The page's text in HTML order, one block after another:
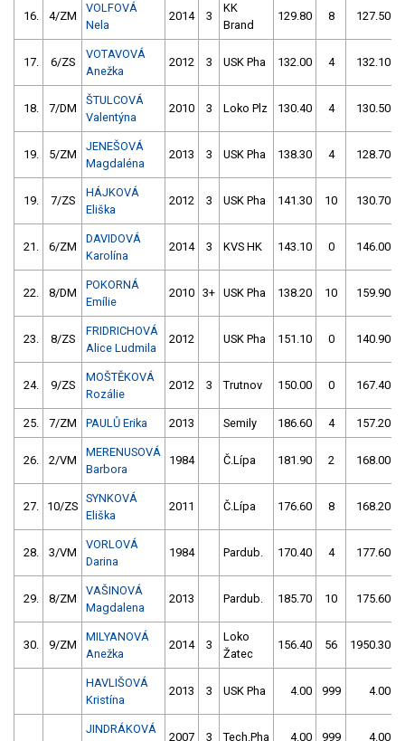
16. 4/ZM
VOLFOVÁ
Nela
2014 3
KK
Brand
129.80 8 127.50
17. 6/ZS
VOTAVOVÁ
Anežka
2012 3 USK Pha 132.00 4 132.10
18. 7/DM
ŠTULCOVÁ
Valentýna
2010 3 Loko Plz 130.40 4 130.50
19. 5/ZM
JENEŠOVÁ
Magdaléna
2013 3 USK Pha 138.30 4 128.70
19. 7/ZS
HÁJKOVÁ
Eliška
2012 3 USK Pha 141.30 10 130.70
21. 6/ZM
DAVIDOVÁ
Karolína
2014 3 KVS HK 143.10 0 146.00
22. 8/DM
POKORNÁ
Emílie
2010 3+ USK Pha 138.20 10 159.90
23. 8/ZS
FRIDRICHOVÁ
Alice Ludmila
2012 USK Pha 151.10 0 140.90
24. 9/ZS
MOŠTĚKOVÁ
Rozálie
2012 3 Trutnov 150.00 0 167.40
25. 7/ZM PAULŮ Erika 2013 Semily 186.60 4 157.20
26. 2/VM
MERENUSOVÁ
Barbora
1984 Č.Lípa 181.90 2 168.00
27. 10/ZS
SYNKOVÁ
Eliška
2011 Č.Lípa 176.60 8 168.20
28. 3/VM
VORLOVÁ
Darina
1984 Pardub. 170.40 4 177.60
29. 8/ZM
VAŠINOVÁ
Magdalena
2013 Pardub. 185.70 10 175.60
30. 9/ZM
MILYANOVÁ
Anežka
2014 3
Loko
Žatec
156.40 56 1950.30
HAVLIŠOVÁ
Kristína
2013 3 USK Pha 4.00 999 4.00
JINDRÁKOVÁ
2007 3 Tech.Pha 4.00 999 4.00